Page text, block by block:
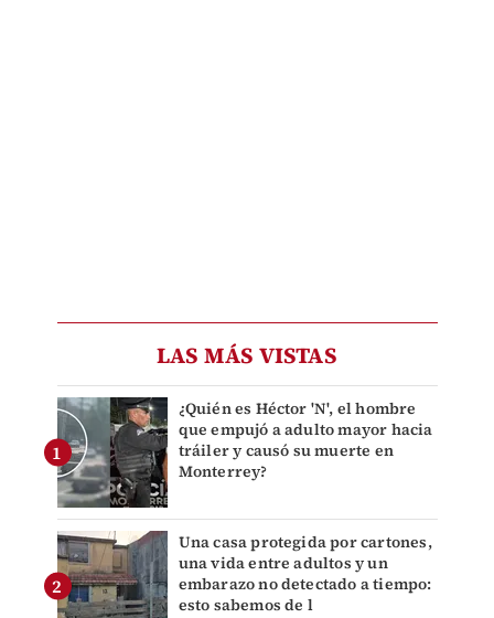
LAS MÁS VISTAS
¿Quién es Héctor 'N', el hombre
que empujó a adulto mayor hacia
tráiler y causó su muerte en
Monterrey?
Una casa protegida por cartones,
una vida entre adultos y un
embarazo no detectado a tiempo:
esto sabemos de l